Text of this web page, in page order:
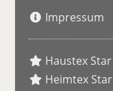
Impressum
Haustex Star
Heimtex Star